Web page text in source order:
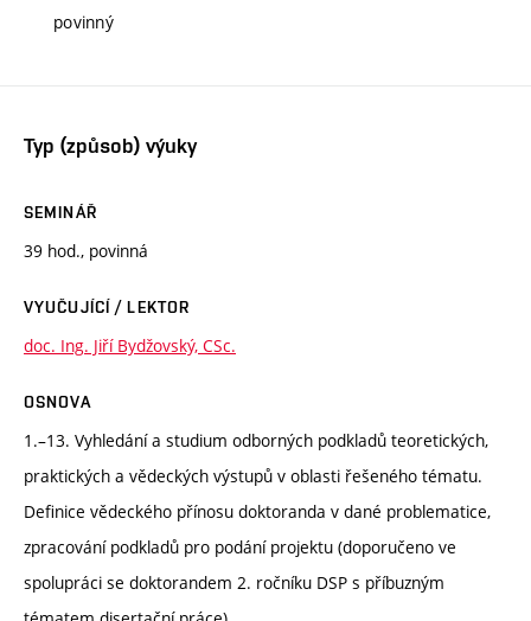
povinný
Typ (způsob) výuky
SEMINÁŘ
39 hod., povinná
VYUČUJÍCÍ / LEKTOR
doc. Ing. Jiří Bydžovský, CSc.
OSNOVA
1.–13. Vyhledání a studium odborných podkladů teoretických,
praktických a vědeckých výstupů v oblasti řešeného tématu.
Definice vědeckého přínosu doktoranda v dané problematice,
zpracování podkladů pro podání projektu (doporučeno ve
spolupráci se doktorandem 2. ročníku DSP s příbuzným